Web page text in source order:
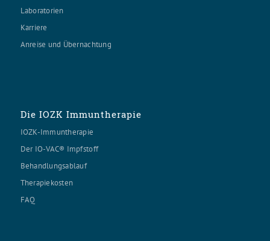
Laboratorien
Karriere
Anreise und Übernachtung
Die IOZK Immuntherapie
IOZK-Immuntherapie
Der IO-VAC® Impfstoff
Behandlungsablauf
Therapiekosten
FAQ